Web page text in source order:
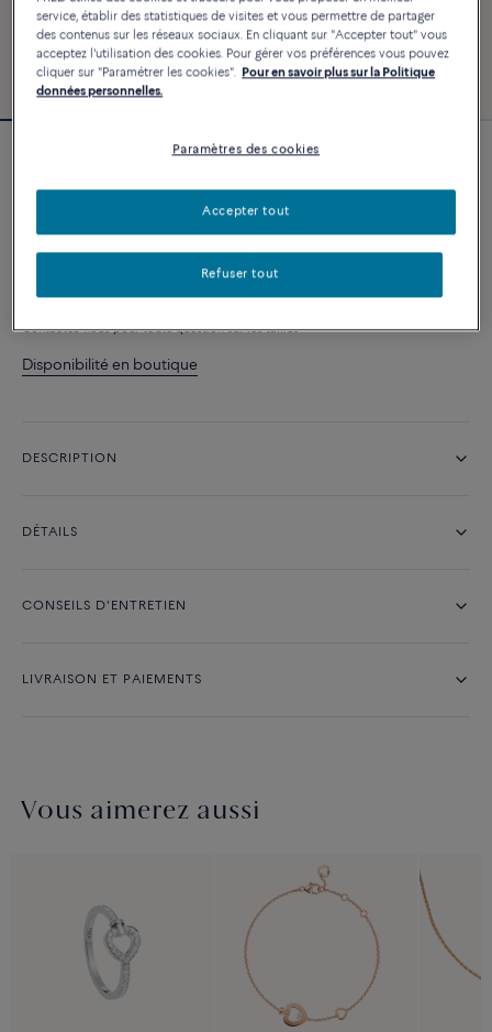
Collier Pretty Woman
Contactez-nous pour toute question sur les tailles
Disponibilité en boutique
DESCRIPTION
DÉTAILS
CONSEILS D'ENTRETIEN
LIVRAISON ET PAIEMENTS
Vous aimerez aussi
service, établir des statistiques de visites et vous permettre de partager
des contenus sur les réseaux sociaux. En cliquant sur "Accepter tout" vous
acceptez l'utilisation des cookies. Pour gérer vos préférences vous pouvez
cliquer sur "Paramétrer les cookies". Pour en savoir plus sur la Politique
données personnelles.
Paramètres des cookies
Refuser tout
Accepter tout